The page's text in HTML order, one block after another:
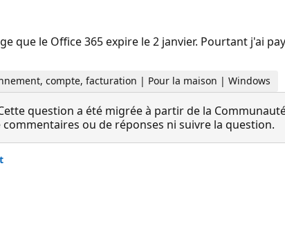
que le Office 365 expire le 2 janvier. Pourtant j'ai
compte, facturation | Pour la maison | Windows
question a été migrée à partir de la
ou de réponses ni suivre la question.